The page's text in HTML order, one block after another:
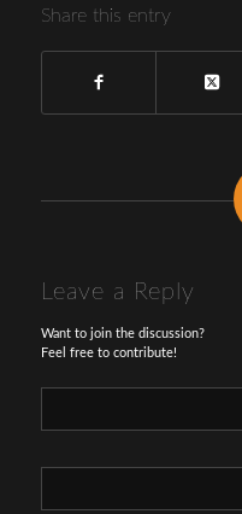
Share this entry
Leave a Reply
Want to join the discussion?
Feel free to contribute!